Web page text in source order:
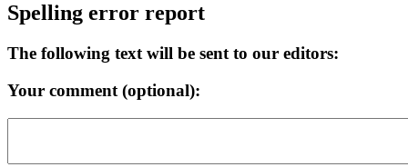
Spelling error report
The following text will be sent to our editors:
Your comment (optional):